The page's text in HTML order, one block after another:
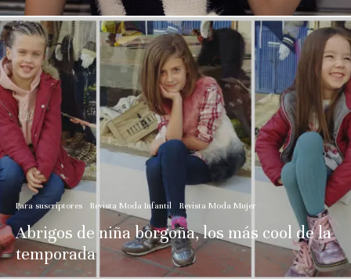
Para suscriptores Revista Moda Infantil Revista Moda Mujer
Abrigos de niña borgoña, los más cool de la
temporada